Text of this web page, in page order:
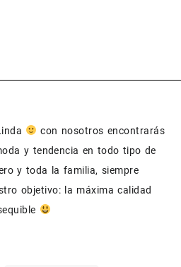
con nosotros encontrarás
y tendencia en todo tipo de
y toda la familia, siempre
objetivo: la máxima calidad